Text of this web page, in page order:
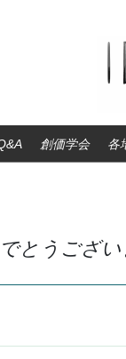
創価学会 各
とうござ